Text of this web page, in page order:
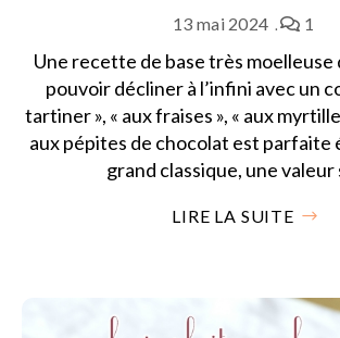
13 mai 2024 1
Une recette de base très moelleuse
pouvoir décliner à l’infini avec un
tartiner », « aux fraises », « aux
aux pépites de chocolat est parfaite
grand classique, une valeur
LIRE LA SUITE